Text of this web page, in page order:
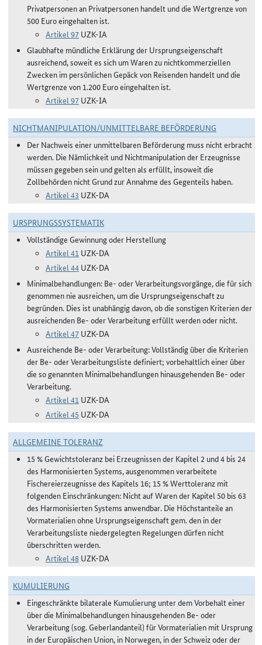
Privatpersonen an Privatpersonen handelt und die Wertgrenze von
500 Euro eingehalten ist.
Artikel 97 UZK-IA
Glaubhafte mündliche Erklärung der Ursprungseigenschaft
ausreichend, soweit es sich um Waren zu nichtkommerziellen
Zwecken im persönlichen Gepäck von Reisenden handelt und die
Wertgrenze von 1.200 Euro eingehalten ist.
Artikel 97 UZK-IA
NICHTMANIPULATION/UNMITTELBARE BEFÖRDERUNG
Der Nachweis einer unmittelbaren Beförderung muss nicht erbracht
werden. Die Nämlichkeit und Nichtmanipulation der Erzeugnisse
müssen gegeben sein und gelten als erfüllt, insoweit die
Zollbehörden nicht Grund zur Annahme des Gegenteils haben.
Artikel 43 UZK-DA
URSPRUNGSSYSTEMATIK
Vollständige Gewinnung oder Herstellung
Artikel 41 UZK-DA
Artikel 44 UZK-DA
Minimalbehandlungen: Be- oder Verarbeitungsvorgänge, die für sich
genommen nie ausreichen, um die Ursprungseigenschaft zu
begründen. Dies ist unabhängig davon, ob die sonstigen Kriterien der
ausreichenden Be- oder Verarbeitung erfüllt werden oder nicht.
Artikel 47 UZK-DA
Ausreichende Be- oder Verarbeitung: Vollständig über die Kriterien
der Be- oder Verarbeitungsliste definiert; vorbehaltlich einer über
die so genannten Minimalbehandlungen hinausgehenden Be- oder
Verarbeitung.
Artikel 41 UZK-DA
Artikel 45 UZK-DA
ALLGEMEINE TOLERANZ
15 % Gewichtstoleranz bei Erzeugnissen der Kapitel 2 und 4 bis 24
des Harmonisierten Systems, ausgenommen verarbeitete
Fischereierzeugnisse des Kapitels 16; 15 % Werttoleranz mit
folgenden Einschränkungen: Nicht auf Waren der Kapitel 50 bis 63
des Harmonisierten Systems anwendbar. Die Höchstanteile an
Vormaterialien ohne Ursprungseigenschaft gem. den in der
Verarbeitungsliste niedergelegten Regelungen dürfen nicht
überschritten werden.
Artikel 48 UZK-DA
KUMULIERUNG
Eingeschränkte bilaterale Kumulierung unter dem Vorbehalt einer
über die Minimalbehandlungen hinausgehenden Be- oder
Verarbeitung (sog. Geberlandanteil) für Vormaterialien mit Ursprung
in der Europäischen Union, in Norwegen, in der Schweiz oder der